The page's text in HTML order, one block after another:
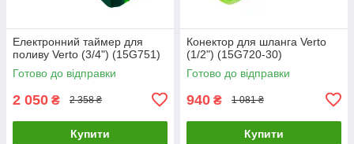
Електронний таймер для
поливу Verto (3/4") (15G751)
Готово до відправки
2 050 ₴ 2 358 ₴
Купити
Конектор для шланга Verto
(1/2") (15G720-30)
Готово до відправки
940 ₴ 1 081 ₴
Купити